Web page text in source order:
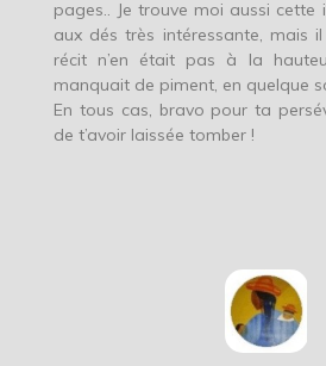
pages.. Je trouve moi aussi cette
aux dés très intéressante, mais
récit n’en était pas à la
manquait de piment, en quelque
En tous cas, bravo pour ta
de t’avoir laissée tomber !